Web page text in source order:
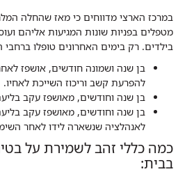
במרכז הארצי מדווחים כי מאז שהחלה
מטפלים בפניות שונות המגיעות אליהם
בילדים. רק בימים האחרונים טופלו
בן שנה ושמונה חודשים, אושפז
להפרעת קשב וריכוז השייכת לאחיו.
בן שנה וחודשים, מאושפז עקב
בן שנה וחודשים, מאושפז עקב
לאנהלציה שנשארה לידו לאחר
כמה כללי זהב לשמירת על
בבית: